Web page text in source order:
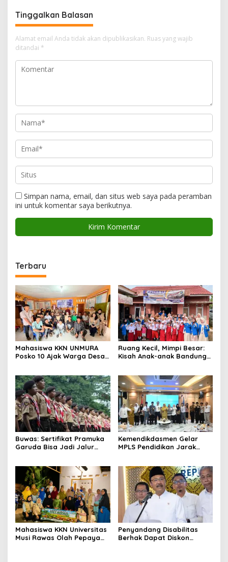
Tinggalkan Balasan
Alamat email Anda tidak akan dipublikasikan. Ruas yang wajib
ditandai *
Simpan nama, email, dan situs web saya pada peramban
ini untuk komentar saya berikutnya.
Terbaru
Mahasiswa KKN UNMURA
Posko 10 Ajak Warga Desa
Ruang Kecil, Mimpi Besar:
Kisah Anak-anak Bandung
Buwas: Sertifikat Pramuka
Garuda Bisa Jadi Jalur
Kemendikdasmen Gelar
MPLS Pendidikan Jarak
Mahasiswa KKN Universitas
Musi Rawas Olah Pepaya
Penyandang Disabilitas
Berhak Dapat Diskon